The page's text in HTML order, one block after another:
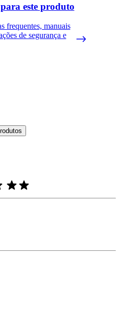
este produto
frequentes, manuais
de segurança e
pelo Bazaarvoice e estão em
de classificação do produto com